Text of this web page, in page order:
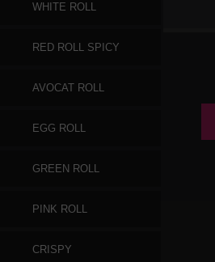
WHITE ROLL
RED ROLL SPICY
AVOCAT ROLL
EGG ROLL
GREEN ROLL
PINK ROLL
CRISPY